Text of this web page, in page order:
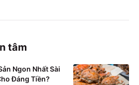
tâm
Ngon Nhất Sài
Đáng Tiền?